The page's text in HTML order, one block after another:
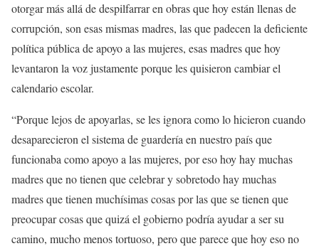
otorgar más allá de despilfarrar en obras que hoy están llenas de
corrupción, son esas mismas madres, las que padecen la deficiente
política pública de apoyo a las mujeres, esas madres que hoy
levantaron la voz justamente porque les quisieron cambiar el
calendario escolar.
“Porque lejos de apoyarlas, se les ignora como lo hicieron cuando
desaparecieron el sistema de guardería en nuestro país que
funcionaba como apoyo a las mujeres, por eso hoy hay muchas
madres que no tienen que celebrar y sobretodo hay muchas
madres que tienen muchísimas cosas por las que se tienen que
preocupar cosas que quizá el gobierno podría ayudar a ser su
camino, mucho menos tortuoso, pero que parece que hoy eso no